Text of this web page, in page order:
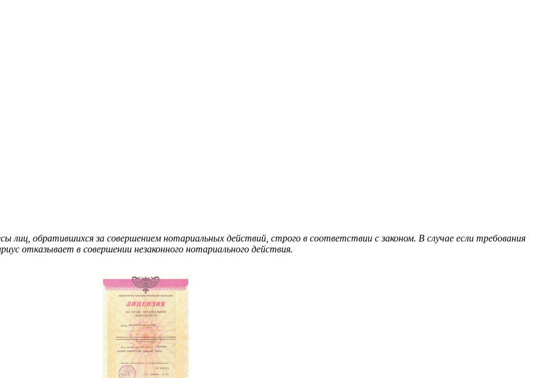
лиц, обратившихся за совершением нотариальных действий, строго в соответствии с законом. В случае если требования
отказывает в совершении незаконного нотариального действия.